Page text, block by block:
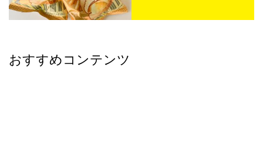
おすすめコンテンツ